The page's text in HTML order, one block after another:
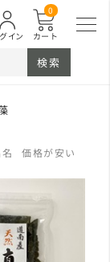
カート
0
イン
検索
価格が安い